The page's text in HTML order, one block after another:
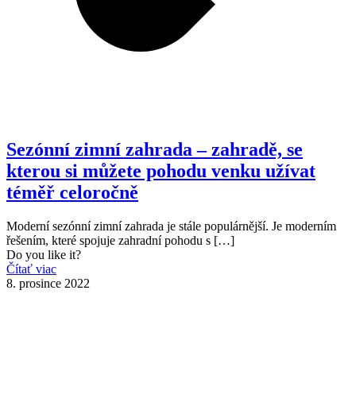
Sezónní zimní zahrada – zahradě, se
kterou si můžete pohodu venku užívat
téměř celoročně
Moderní sezónní zimní zahrada je stále populárnější. Je moderním
řešením, které spojuje zahradní pohodu s […]
Do you like it?
Čítať viac
8. prosince 2022